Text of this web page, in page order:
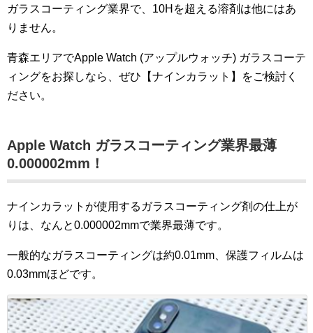
ガラスコーティング業界で、10Hを超える溶剤は他にはあ
りません。
青森エリアでApple Watch (アップルウォッチ) ガラスコーテ
ィングをお探しなら、ぜひ【ナインカラット】をご検討く
ださい。
Apple Watch ガラスコーティング業界最薄
0.000002mm ！
ナインカラットが使用するガラスコーティング剤の仕上が
りは、なんと0.000002mmで業界最薄です。
一般的なガラスコーティングは約0.01mm、保護フィルムは
0.03mmほどです。